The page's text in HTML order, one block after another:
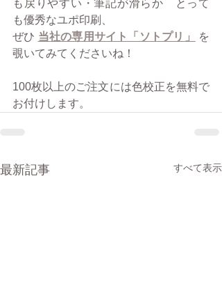
も戻りやすい・筆記が滑らか　とって
も優秀なユポ印刷、
ぜひ 当社の専用サイト「ソトプリ」
を
覗いてみてくださいね！
100枚以上のご注文には色校正を無料で
お付けします。
最新記事 すべて表示